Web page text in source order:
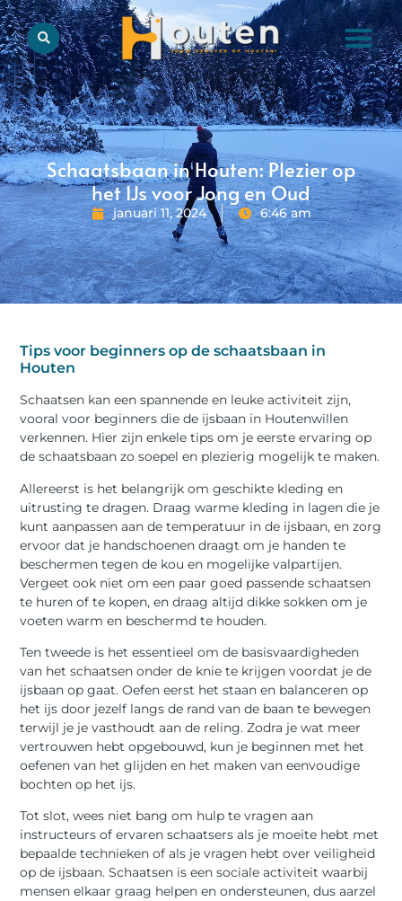
Schaatsbaan in Houten: Plezier op
het IJs voor Jong en Oud
januari 11, 2024 6:46 am
Tips voor beginners op de schaatsbaan in
Houten
Schaatsen kan een spannende en leuke activiteit zijn,
vooral voor beginners die de ijsbaan in Houtenwillen
verkennen. Hier zijn enkele tips om je eerste ervaring op
de schaatsbaan zo soepel en plezierig mogelijk te maken.
Allereerst is het belangrijk om geschikte kleding en
uitrusting te dragen. Draag warme kleding in lagen die je
kunt aanpassen aan de temperatuur in de ijsbaan, en zorg
ervoor dat je handschoenen draagt om je handen te
beschermen tegen de kou en mogelijke valpartijen.
Vergeet ook niet om een paar goed passende schaatsen
te huren of te kopen, en draag altijd dikke sokken om je
voeten warm en beschermd te houden.
Ten tweede is het essentieel om de basisvaardigheden
van het schaatsen onder de knie te krijgen voordat je de
ijsbaan op gaat. Oefen eerst het staan en balanceren op
het ijs door jezelf langs de rand van de baan te bewegen
terwijl je je vasthoudt aan de reling. Zodra je wat meer
vertrouwen hebt opgebouwd, kun je beginnen met het
oefenen van het glijden en het maken van eenvoudige
bochten op het ijs.
Tot slot, wees niet bang om hulp te vragen aan
instructeurs of ervaren schaatsers als je moeite hebt met
bepaalde technieken of als je vragen hebt over veiligheid
op de ijsbaan. Schaatsen is een sociale activiteit waarbij
mensen elkaar graag helpen en ondersteunen, dus aarzel